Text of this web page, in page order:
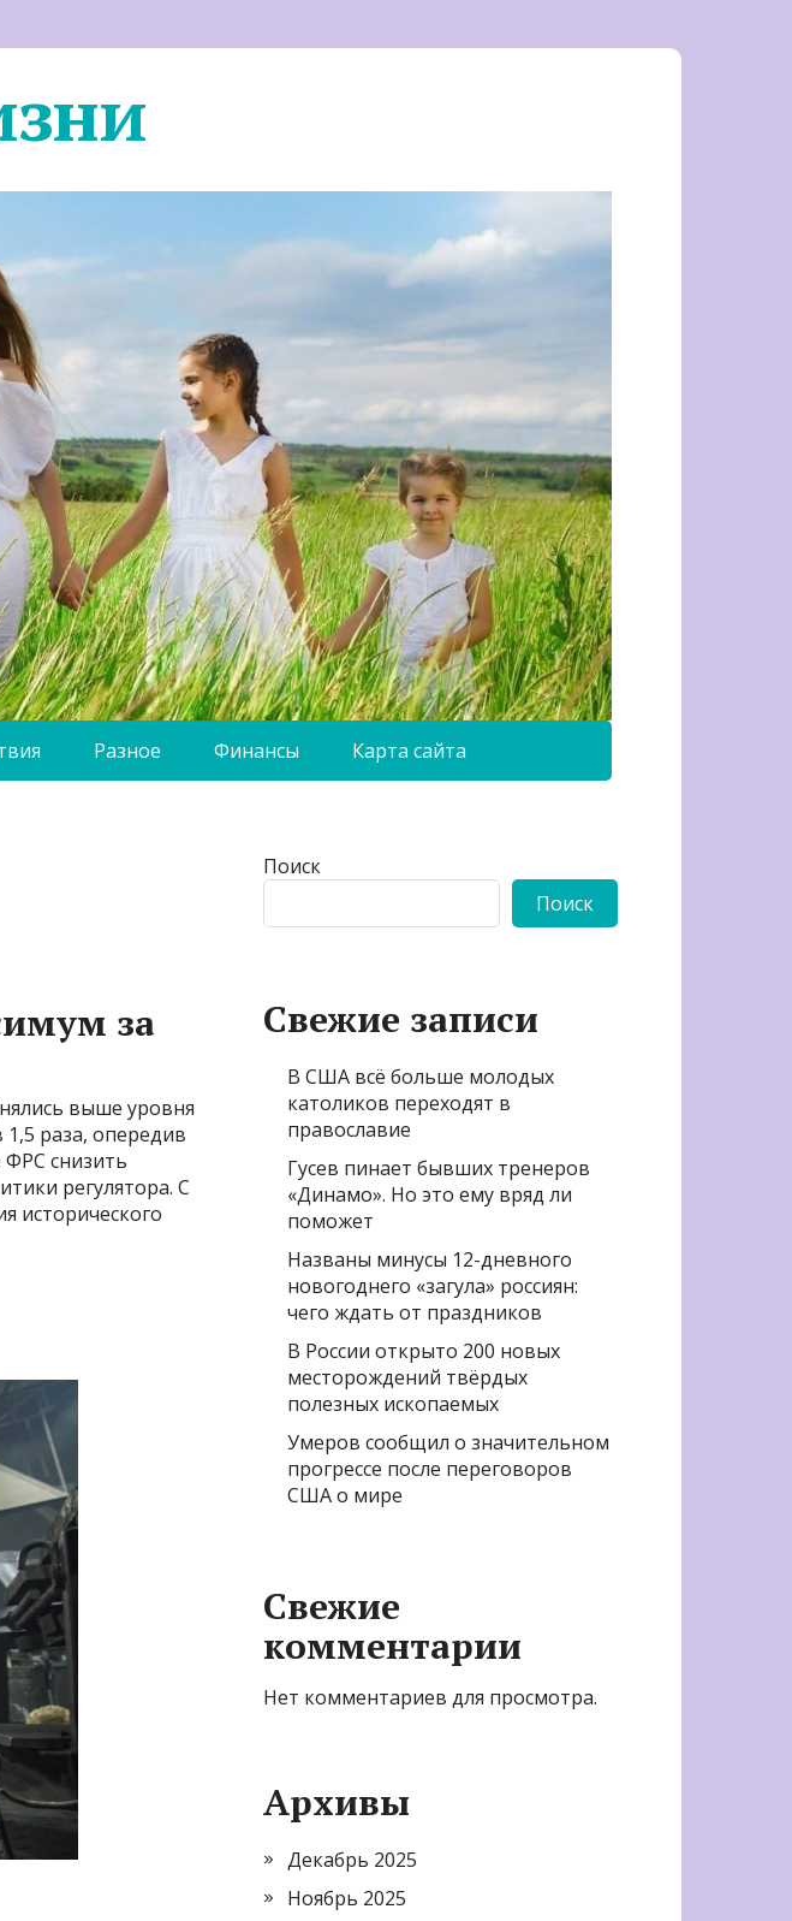
Разное Финансы Карта сайта
за
выше уровня
раза, опередив
снизить
регулятора. С
исторического
Поиск
Поиск
Свежие записи
В США всё больше молодых
католиков переходят в
православие
Гусев пинает бывших тренеров
«Динамо». Но это ему вряд ли
поможет
Названы минусы 12-дневного
новогоднего «загула» россиян:
чего ждать от праздников
В России открыто 200 новых
месторождений твёрдых
полезных ископаемых
Умеров сообщил о значительном
прогрессе после переговоров
США о мире
Свежие
комментарии
Нет комментариев для просмотра.
Архивы
Декабрь 2025
Ноябрь 2025